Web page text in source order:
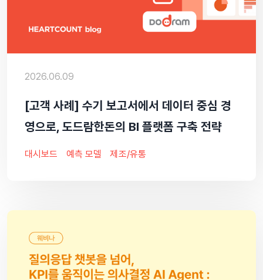
2026.06.09
[고객 사례] 수기 보고서에서 데이터 중심 경
영으로, 도드람한돈의 BI 플랫폼 구축 전략
대시보드 예측 모델 제조/유통